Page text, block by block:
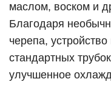
маслом, воском и
Благодаря
черепа,
стандартных
улучшенное